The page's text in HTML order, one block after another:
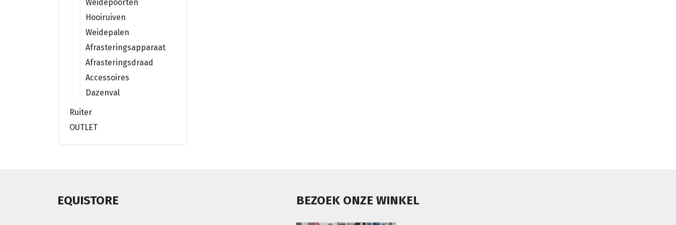
Weidepoorten
Hooiruiven
Weidepalen
Afrasteringsapparaat
Afrasteringsdraad
Accessoires
Dazenval
Ruiter
OUTLET
EQUISTORE BEZOEK ONZE WINKEL